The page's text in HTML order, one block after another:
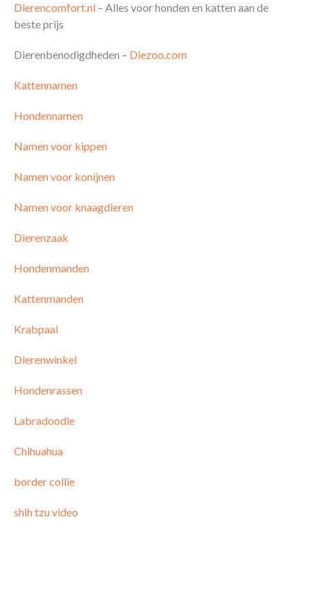
Dierencomfort.nl – Alles voor honden en katten aan de
beste prijs
Dierenbenodigdheden – Diezoo.com
Kattennamen
Hondennamen
Namen voor kippen
Namen voor konijnen
Namen voor knaagdieren
Dierenzaak
Hondenmanden
Kattenmanden
Krabpaal
Dierenwinkel
Hondenrassen
Labradoodle
Chihuahua
border collie
shih tzu video